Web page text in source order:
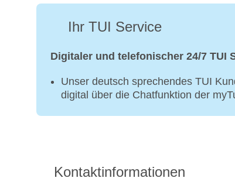
Ihr TUI Service
Digitaler und telefonischer 24/7 TUI
Unser deutsch sprechendes TUI
digital über die Chatfunktion der
Kontaktinformationen